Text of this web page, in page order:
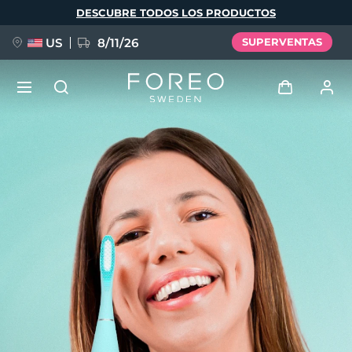
DESCUBRE TODOS LOS PRODUCTOS
US 8/11/26 SUPERVENTAS
Perfil de usuario
Mis dispositivos
Mis pedidos
Mis direcciones
Mis suscripciones
FAQ™ Pure Beauty-Tech Elixir
BREAKING NEWS
issa™ Teeth Whitening Set
Deutsch
Español
Français
Italiano
Português
Svenska
Русский
简体中文 繁體中文